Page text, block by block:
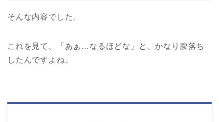
そんな内容でした。
これを見て、「あぁ…なるほどな」と、かなり腹落ち
したんですよね。